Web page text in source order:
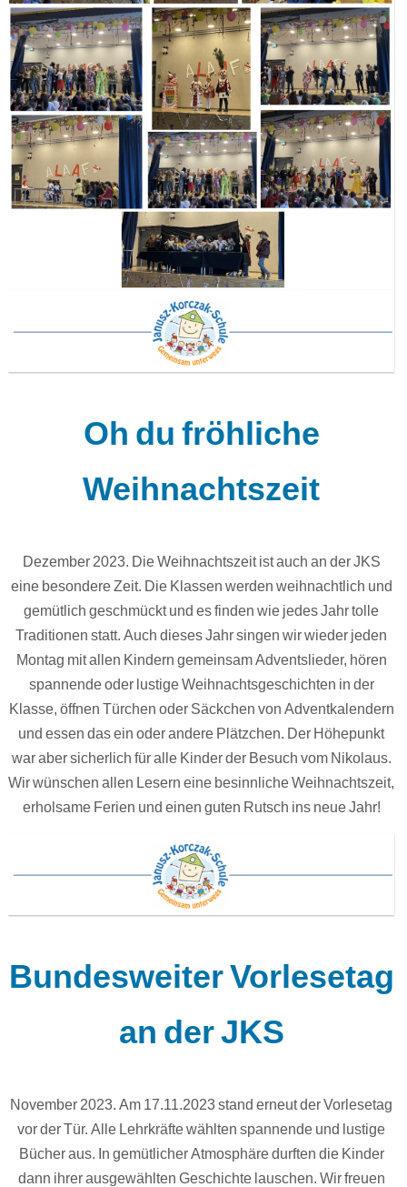
Oh du fröhliche
Weihnachtszeit
Dezember 2023. Die Weihnachtszeit ist auch an der JKS
eine besondere Zeit. Die Klassen werden weihnachtlich und
gemütlich geschmückt und es finden wie jedes Jahr tolle
Traditionen statt. Auch dieses Jahr singen wir wieder jeden
Montag mit allen Kindern gemeinsam Adventslieder, hören
spannende oder lustige Weihnachtsgeschichten in der
Klasse, öffnen Türchen oder Säckchen von Adventkalendern
und essen das ein oder andere Plätzchen. Der Höhepunkt
war aber sicherlich für alle Kinder der Besuch vom Nikolaus.
Wir wünschen allen Lesern eine besinnliche Weihnachtszeit,
erholsame Ferien und einen guten Rutsch ins neue Jahr!
Bundesweiter Vorlesetag
an der JKS
November 2023. Am 17.11.2023 stand erneut der Vorlesetag
vor der Tür. Alle Lehrkräfte wählten spannende und lustige
Bücher aus. In gemütlicher Atmosphäre durften die Kinder
dann ihrer ausgewählten Geschichte lauschen. Wir freuen